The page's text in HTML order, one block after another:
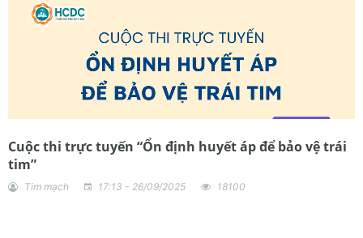
Cuộc thi trực tuyến “Ổn định huyết áp để bảo vệ trái
tim”
Tim mạch 17:13 - 26/09/2025 18100